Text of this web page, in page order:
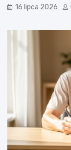
16 lipca 2026